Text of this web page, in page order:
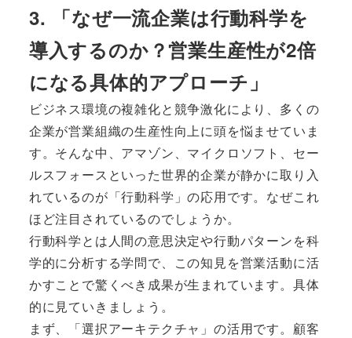
3. 「なぜ一流企業は行動科学を
導入するのか？営業生産性が2倍
になる具体的アプローチ」
ビジネス環境の複雑化と競争激化により、多くの
企業が営業組織の生産性向上に頭を悩ませていま
す。そんな中、アマゾン、マイクロソフト、セー
ルスフォースといった世界的企業が静かに取り入
れているのが「行動科学」の応用です。なぜこれ
ほど注目されているのでしょうか。
行動科学とは人間の意思決定や行動パターンを科
学的に分析する学問で、この知見を営業活動に活
かすことで驚くべき成果が生まれています。具体
的に見ていきましょう。
まず、「選択アーキテクチャ」の活用です。顧客